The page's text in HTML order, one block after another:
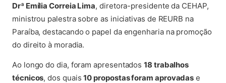
Drª Emília Correia Lima, diretora-presidente da CEHAP,
ministrou palestra sobre as iniciativas de REURB na
Paraíba, destacando o papel da engenharia na promoção
do direito à moradia.
Ao longo do dia, foram apresentados18 trabalhos
técnicos, dos quais10 propostas foram aprovadas e